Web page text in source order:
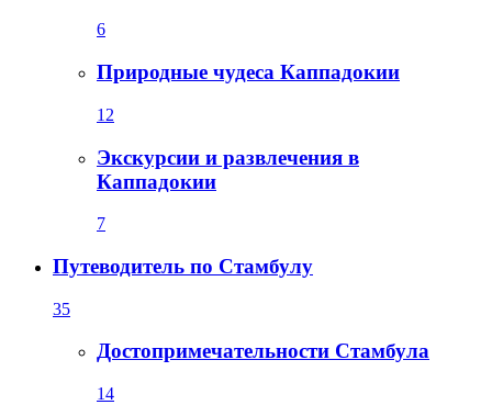
6
Природные чудеса Каппадокии
12
Экскурсии и развлечения в
Каппадокии
7
Путеводитель по Стамбулу
35
Достопримечательности Стамбула
14